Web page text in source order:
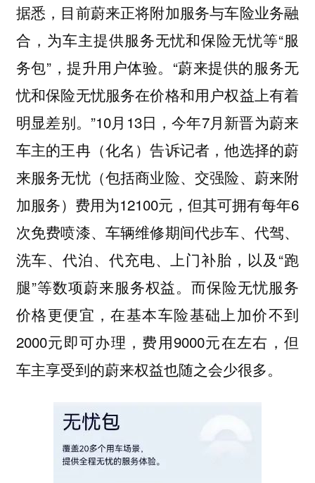
据悉，目前蔚来正将附加服务与车险业务融
合，为车主提供服务无忧和保险无忧等“服
务包”，提升用户体验。“蔚来提供的服务无
忧和保险无忧服务在价格和用户权益上有着
明显差别。”10月13日，今年7月新晋为蔚来
车主的王冉（化名）告诉记者，他选择的蔚
来服务无忧（包括商业险、交强险、蔚来附
加服务）费用为12100元，但其可拥有每年6
次免费喷漆、车辆维修期间代步车、代驾、
洗车、代泊、代充电、上门补胎，以及“跑
腿”等数项蔚来服务权益。而保险无忧服务
价格更便宜，在基本车险基础上加价不到
2000元即可办理，费用9000元在左右，但
车主享受到的蔚来权益也随之会少很多。